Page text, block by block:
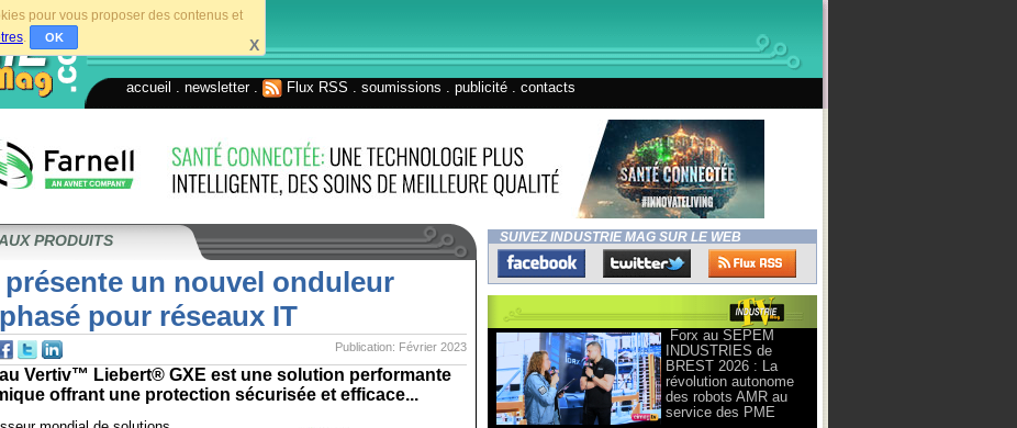
pour vous proposer des contenus et
. OK X
accueil newsletter. Flux RSS soumissions publicité contacts
PRODUITS
un nouvel onduleur
pour réseaux IT
Publication: Février 2023
Vertiv™ Liebert® GXE est une solution performante
offrant une protection sécurisée et efficace...
SUIVEZ INDUSTRIE MAG SUR LE WEB
Forx au SEPEM
INDUSTRIES de
BREST 2026 : La
révolution autonome
des robots AMR au
service des PME